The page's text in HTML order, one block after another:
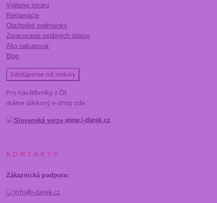
Vrátenie tovaru
Reklamácie
Obchodné podmienky
Zpracovanie osobných údajov
Ako nakupovať
Blog
Sdstúpenie od zmluvy
Pro návštěvníky z ČR
máme dárkový e-shop zde:
www.i-darek.cz
KONTAKTY
Zákaznická podpora:
info@i-darek.cz